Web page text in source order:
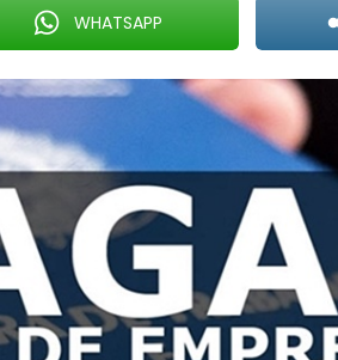
WHATSAPP